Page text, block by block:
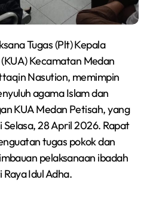
Kecamatan Medan
Nasution, memimpin
agama Islam dan
KUA Medan Petisah, yang
28 April 2026. Rapat
tugas pokok dan
pelaksanaan ibadah
Idul Adha.